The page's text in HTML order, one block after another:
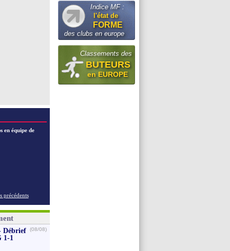
en équipe de
précédents
Débrief
1-1
(08/08)
Indice MF :
l'état de
FORME
des clubs en europe
Classements des
BUTEURS
en EUROPE